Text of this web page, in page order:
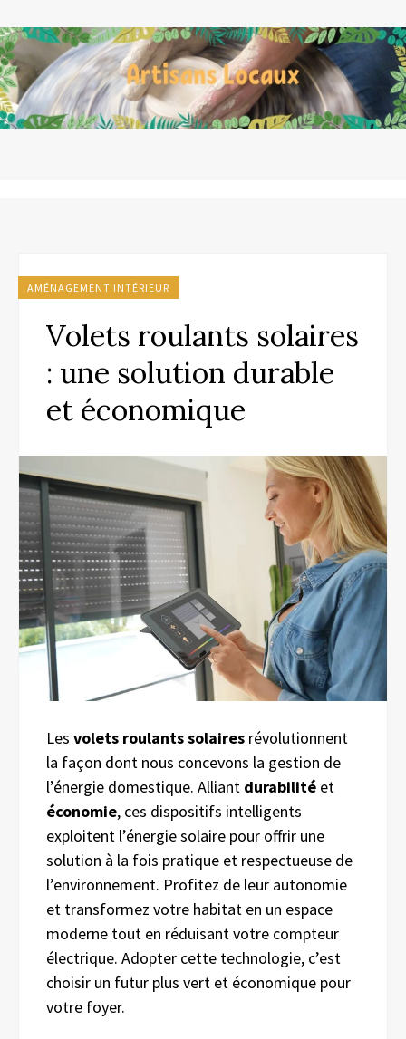
AMÉNAGEMENT INTÉRIEUR
Volets roulants solaires
: une solution durable
et économique
Les volets roulants solaires révolutionnent
la façon dont nous concevons la gestion de
l’énergie domestique. Alliant durabilité et
économie, ces dispositifs intelligents
exploitent l’énergie solaire pour offrir une
solution à la fois pratique et respectueuse de
l’environnement. Profitez de leur autonomie
et transformez votre habitat en un espace
moderne tout en réduisant votre compteur
électrique. Adopter cette technologie, c’est
choisir un futur plus vert et économique pour
votre foyer.